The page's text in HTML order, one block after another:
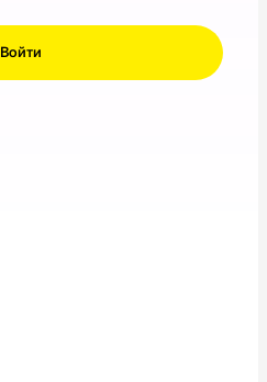
Войти